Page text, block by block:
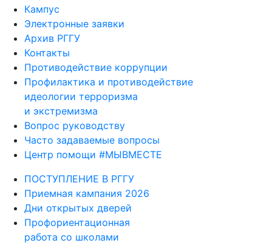
Кампус
Электронные заявки
Архив РГГУ
Контакты
Противодействие коррупции
Профилактика и противодействие
идеологии терроризма
и экстремизма
Вопрос руководству
Часто задаваемые вопросы
Центр помощи #МЫВМЕСТЕ
ПОСТУПЛЕНИЕ В РГГУ
Приемная кампания 2026
Дни открытых дверей
Профориентационная
работа со школами